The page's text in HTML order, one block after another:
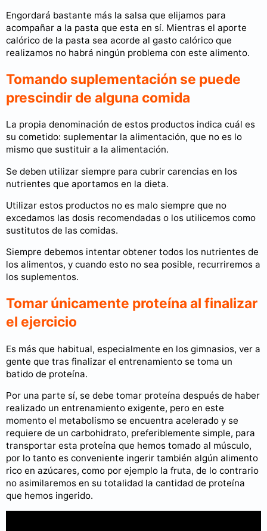
Engordará bastante más la salsa que elijamos para
acompañar a la pasta que esta en sí. Mientras el aporte
calórico de la pasta sea acorde al gasto calórico que
realizamos no habrá ningún problema con este alimento.
Tomando suplementación se puede
prescindir de alguna comida
La propia denominación de estos productos indica cuál es
su cometido: suplementar la alimentación, que no es lo
mismo que sustituir a la alimentación.
Se deben utilizar siempre para cubrir carencias en los
nutrientes que aportamos en la dieta.
Utilizar estos productos no es malo siempre que no
excedamos las dosis recomendadas o los utilicemos como
sustitutos de las comidas.
Siempre debemos intentar obtener todos los nutrientes de
los alimentos, y cuando esto no sea posible, recurriremos a
los suplementos.
Tomar únicamente proteína al finalizar
el ejercicio
Es más que habitual, especialmente en los gimnasios, ver a
gente que tras finalizar el entrenamiento se toma un
batido de proteína.
Por una parte sí, se debe tomar proteína después de haber
realizado un entrenamiento exigente, pero en este
momento el metabolismo se encuentra acelerado y se
requiere de un carbohidrato, preferiblemente simple, para
transportar esta proteína que hemos tomado al músculo,
por lo tanto es conveniente ingerir también algún alimento
rico en azúcares, como por ejemplo la fruta, de lo contrario
no asimilaremos en su totalidad la cantidad de proteína
que hemos ingerido.